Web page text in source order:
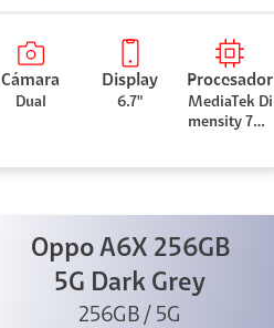
Cámara
Dual
Display
6.7"
Procesador
MediaTek Di
mensity 706
Oppo A6X 256GB
5G Dark Grey
256GB / 5G